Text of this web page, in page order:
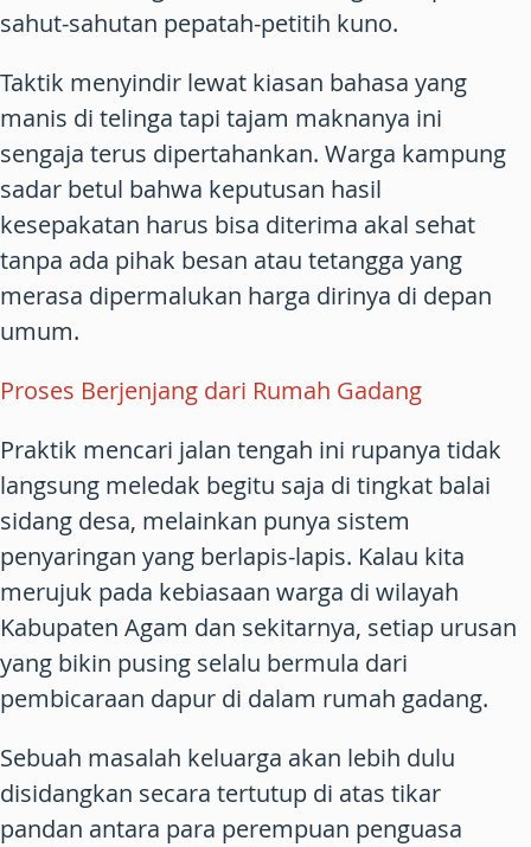
sahut-sahutan pepatah-petitih kuno.
Taktik menyindir lewat kiasan bahasa yang
manis di telinga tapi tajam maknanya ini
sengaja terus dipertahankan. Warga kampung
sadar betul bahwa keputusan hasil
kesepakatan harus bisa diterima akal sehat
tanpa ada pihak besan atau tetangga yang
merasa dipermalukan harga dirinya di depan
umum.
Proses Berjenjang dari Rumah Gadang
Praktik mencari jalan tengah ini rupanya tidak
langsung meledak begitu saja di tingkat balai
sidang desa, melainkan punya sistem
penyaringan yang berlapis-lapis. Kalau kita
merujuk pada kebiasaan warga di wilayah
Kabupaten Agam dan sekitarnya, setiap urusan
yang bikin pusing selalu bermula dari
pembicaraan dapur di dalam rumah gadang.
Sebuah masalah keluarga akan lebih dulu
disidangkan secara tertutup di atas tikar
pandan antara para perempuan penguasa